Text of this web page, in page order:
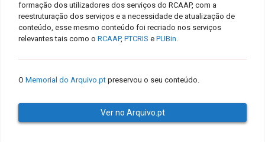
formação dos utilizadores dos serviços do RCAAP, com a
reestruturação dos serviços e a necessidade de atualização de
conteúdo, esse mesmo conteúdo foi recriado nos serviços
relevantes tais como o RCAAP, PTCRIS e PUBin.
O Memorial do Arquivo.pt preservou o seu conteúdo.
Ver no Arquivo.pt